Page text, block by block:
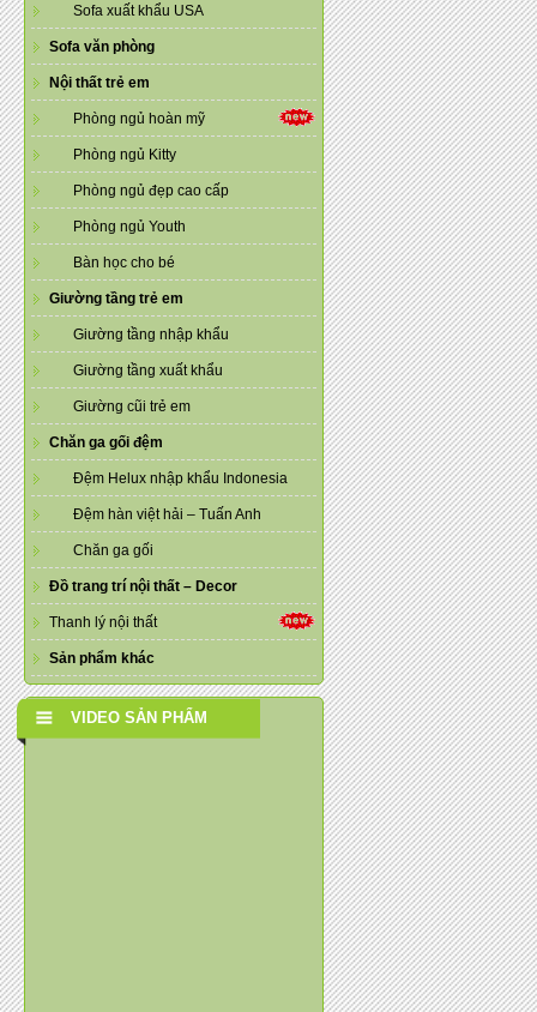
Sofa xuất khẩu USA
Sofa văn phòng
Nội thất trẻ em
Phòng ngủ hoàn mỹ
Phòng ngủ Kitty
Phòng ngủ đẹp cao cấp
Phòng ngủ Youth
Bàn học cho bé
Giường tầng trẻ em
Giường tầng nhập khẩu
Giường tầng xuất khẩu
Giường cũi trẻ em
Chăn ga gối đệm
Đệm Helux nhập khẩu Indonesia
Đệm hàn việt hải – Tuấn Anh
Chăn ga gối
Đồ trang trí nội thất – Decor
Thanh lý nội thất
Sản phẩm khác
VIDEO SẢN PHẨM